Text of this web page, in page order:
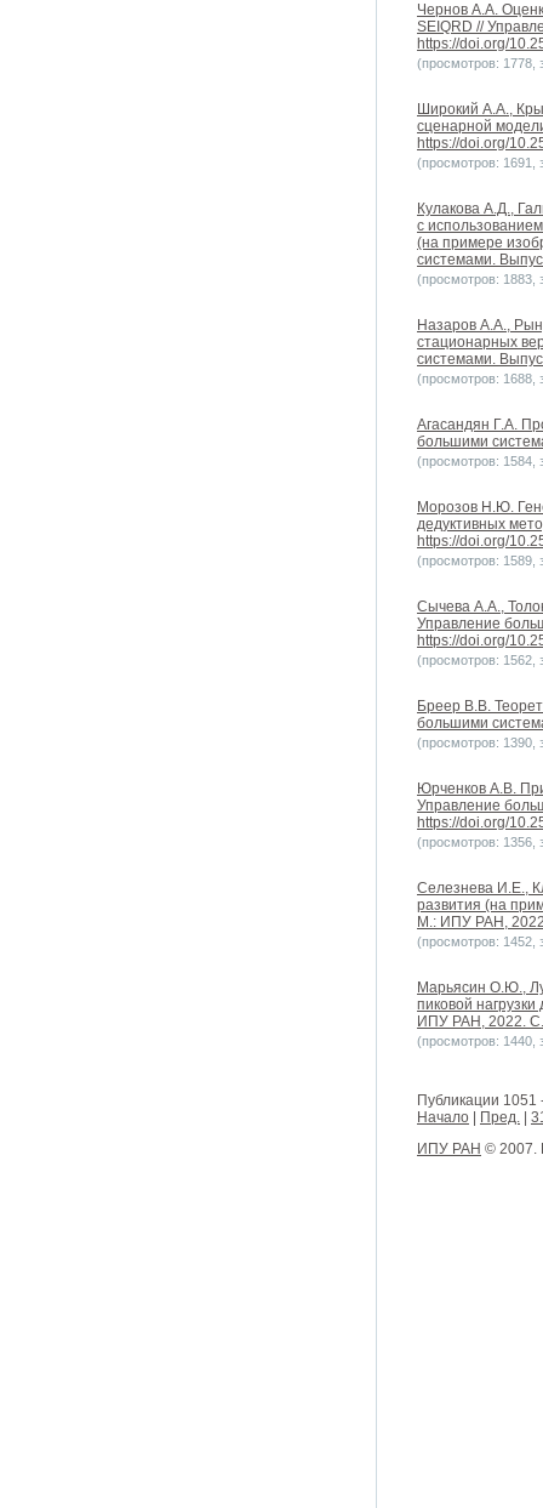
Чернов А.А.
SEIQRD //
https://doi.org/
(просмотров: 1778,
Широкий А.А.,
сценарной
https://doi.org/
(просмотров: 1691,
Кулакова А.Д.,
с
(на примере
системами.
(просмотров: 1883,
Назаров А.А.,
стационарных
системами.
(просмотров: 1688,
Агасандян Г.А.
большими
(просмотров: 1584,
Морозов Н.Ю.
дедуктивных
https://doi.org/
(просмотров: 1589,
Сычева А.А.,
Управление
https://doi.org/
(просмотров: 1562,
Бреер В.В.
большими
(просмотров: 1390,
Юрченков А.В.
Управление
https://doi.org/
(просмотров: 1356,
Селезнева И.Е.,
развития (на
М.: ИПУ РАН,
(просмотров: 1452,
Марьясин О.Ю.,
пиковой
ИПУ РАН, 2022.
(просмотров: 1440,
Публикации 1051
Начало
Пред.
ИПУ РАН © 2007.